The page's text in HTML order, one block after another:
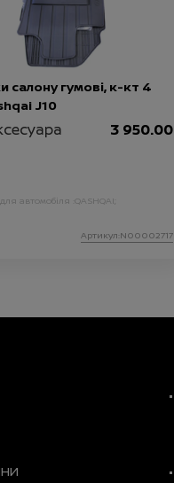
салону гумові, к-кт 4
J10
3 950.00
автомобіля : QASHQAI;
Артикул:N00002717